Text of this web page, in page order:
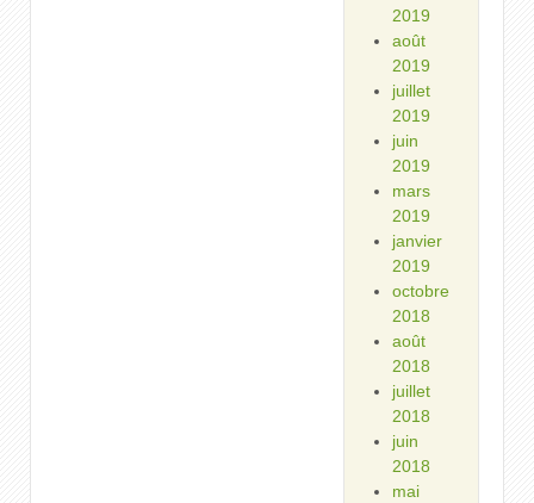
2019
août
2019
juillet
2019
juin
2019
mars
2019
janvier
2019
octobre
2018
août
2018
juillet
2018
juin
2018
mai